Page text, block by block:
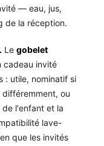
— eau, jus,
de la réception.
Le gobelet
cadeau invité
: utile, nominatif si
ou
l'enfant et la
lave-
que les invités